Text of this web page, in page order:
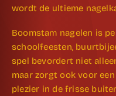
wordt de ultieme
Boomstam nagelen is
schoolfeesten,
spel bevordert niet
maar zorgt ook voor
plezier in de frisse